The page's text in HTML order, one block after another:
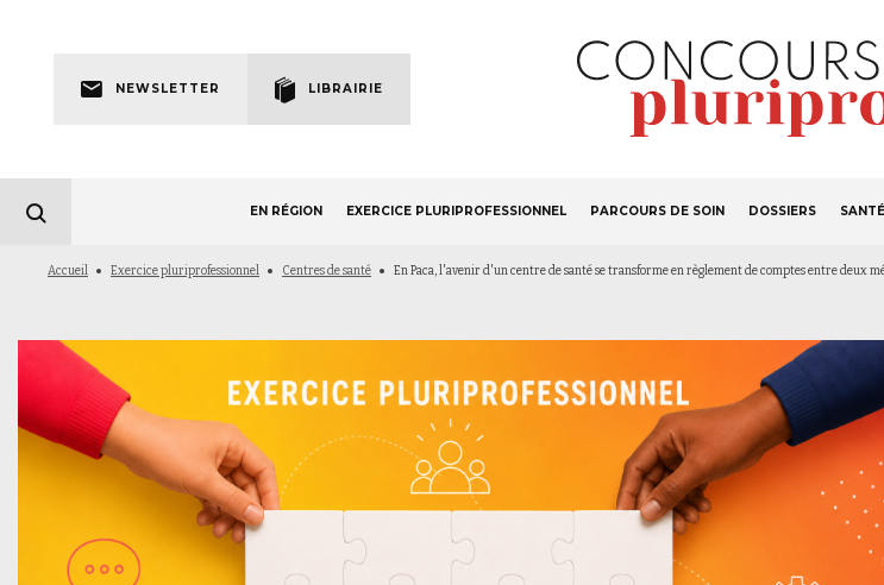
navigation
NEWSLETTER LIBRAIRIE
EN RÉGION EXERCICE PLURIPROFESSIONNEL PARCOURS DE SOIN DOSSIERS
Fil
Accueil Exercice pluriprofessionnel Centres de santé En Paca, l'avenir d'un centre de santé se transforme en règlement de comptes entre deux